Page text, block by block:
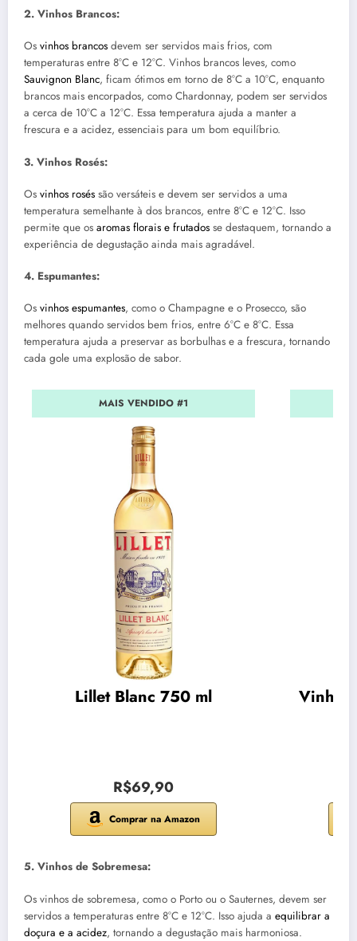
2. Vinhos Brancos:
Os vinhos brancos devem ser servidos mais frios, com
temperaturas entre 8°C e 12°C. Vinhos brancos leves, como
Sauvignon Blanc, ficam ótimos em torno de 8°C a 10°C, enquanto
brancos mais encorpados, como Chardonnay, podem ser servidos
a cerca de 10°C a 12°C. Essa temperatura ajuda a manter a
frescura e a acidez, essenciais para um bom equilíbrio.
3. Vinhos Rosés:
Os vinhos rosés são versáteis e devem ser servidos a uma
temperatura semelhante à dos brancos, entre 8°C e 12°C. Isso
permite que os aromas florais e frutados se destaquem, tornando a
experiência de degustação ainda mais agradável.
4. Espumantes:
Os vinhos espumantes, como o Champagne e o Prosecco, são
melhores quando servidos bem frios, entre 6°C e 8°C. Essa
temperatura ajuda a preservar as borbulhas e a frescura, tornando
cada gole uma explosão de sabor.
MAIS VENDIDO #1
Lillet Blanc 750 ml
R$69,90
Comprar na Amazon
Vinho
5. Vinhos de Sobremesa:
Os vinhos de sobremesa, como o Porto ou o Sauternes, devem ser
servidos a temperaturas entre 8°C e 12°C. Isso ajuda a equilibrar a
doçura e a acidez, tornando a degustação mais harmoniosa.